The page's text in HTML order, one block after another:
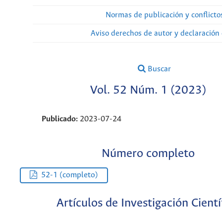
Normas de publicación y
Aviso derechos de autor y
Buscar
Vol. 52 Núm. 1 (2023)
Publicado: 2023-07-24
Número completo
52-1 (completo)
Artículos de Investigación